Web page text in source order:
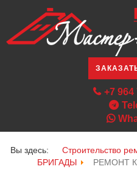
+7 964
Вы здесь:
Строительство
БРИГАДЫ
РЕМОНТ